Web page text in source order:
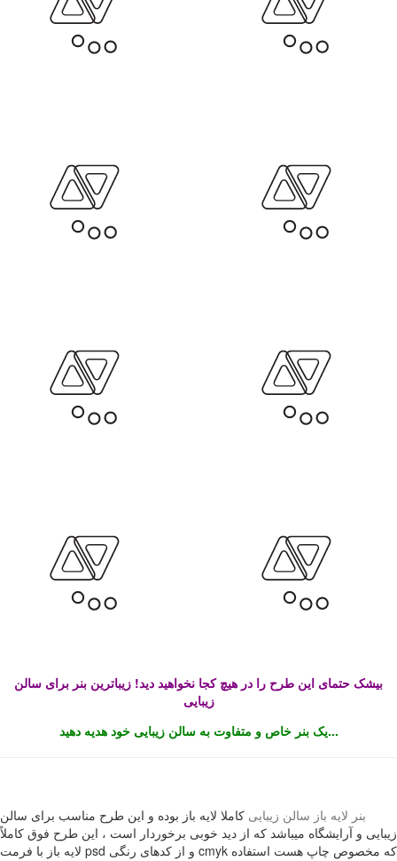
بیشک حتمای این طرح را در هیچ کجا نخواهید دید! زیباترین بنر برای سالن
زیبایی
یک بنر خاص و متفاوت به سالن زیبایی خود هدیه دهید...
بنر لایه باز سالن زیبایی کاملا لایه باز بوده و این طرح مناسب برای سالن
زیبایی و آرایشگاه میباشد که از دید خوبی برخوردار است ، این طرح فوق کاملاً
لایه باز با فرمت psd و از کدهای رنگی cmyk که مخصوص چاپ هست استفاده